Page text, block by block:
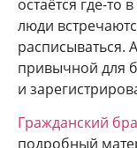
остаётся где-то
люди
расписываться.
привычной для
и
Гражданский
подробный